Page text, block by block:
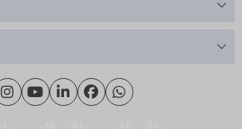
- Giovedì: 09:00 - 16:00
Venerdì: 09:00 - 15:00
Riguardo a noi
Sostenibilità